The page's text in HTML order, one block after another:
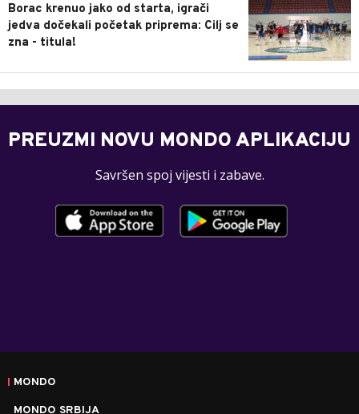
Borac krenuo jako od starta, igrači
jedva dočekali početak priprema: Cilj se
zna - titula!
PREUZMI NOVU MONDO APLIKACIJU
Savršen spoj vijesti i zabave.
MONDO
MONDO SRBIJA